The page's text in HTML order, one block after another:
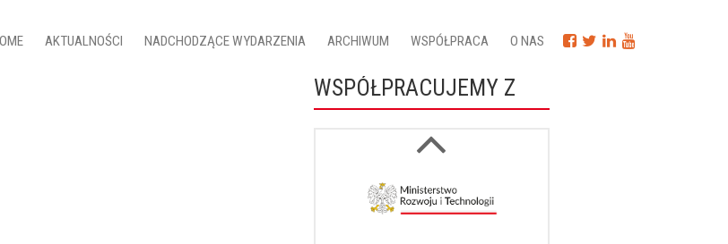
AKTUALNOŚCI NADCHODZĄCE WYDARZENIA ARCHIWUM WSPÓŁPRACA O NAS
WSPÓŁPRACUJEMY Z